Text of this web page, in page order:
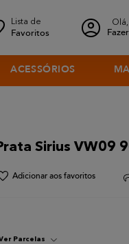
ACESSÓRIOS
Sirius VW09
Parcelas